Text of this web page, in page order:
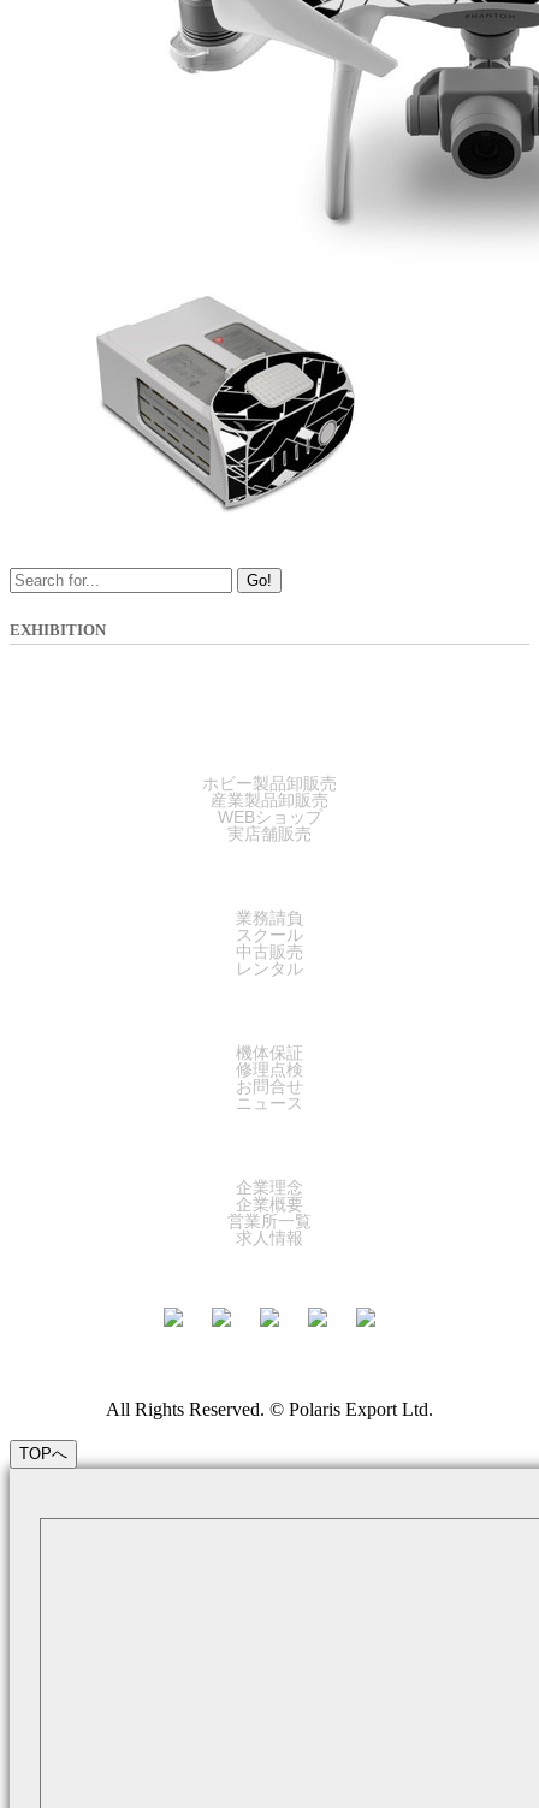
Go!
EXHIBITION
ホビー製品卸販売
産業製品卸販売
WEBショップ
実店舗販売
業務請負
スクール
中古販売
レンタル
機体保証
修理点検
お問合せ
ニュース
企業理念
企業概要
営業所一覧
求人情報
All Rights Reserved. © Polaris Export Ltd.
TOPへ